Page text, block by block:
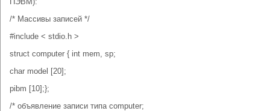
/* Массивы записей */
#include < stdio.h >
struct computer { int mem, sp;
char model [20];
pibm [10];};
/* объявление записи типа computer;